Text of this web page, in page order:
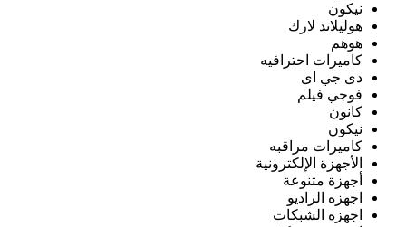
نيكون
هوليلاند لارك
هوهم
كاميرات احترافيه
دى جي اى
فوجي فيلم
كانون
نيكون
كاميرات مراقبه
الأجهزة الإلكترونية
أجهزة متنوعة
اجهزه الراديو
اجهزه الشبكات